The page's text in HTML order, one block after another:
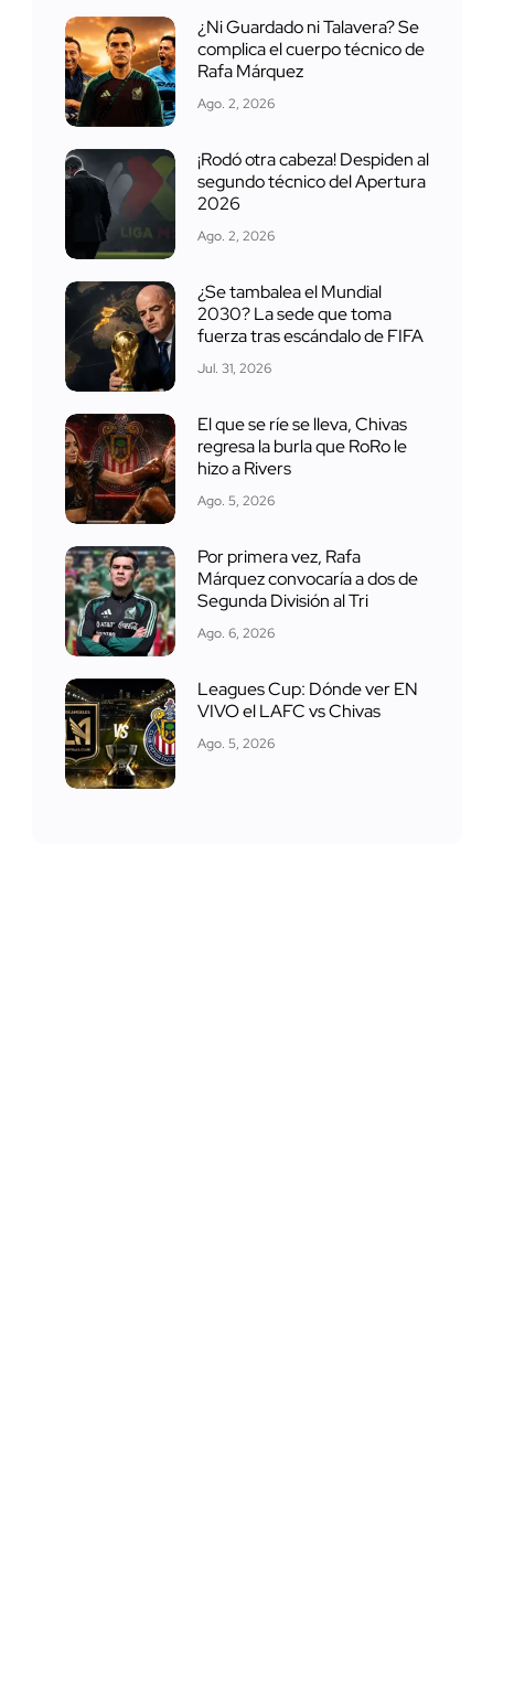
¿Ni Guardado ni Talavera? Se
complica el cuerpo técnico de
Rafa Márquez
Ago. 2, 2026
¡Rodó otra cabeza! Despiden al
segundo técnico del Apertura
2026
Ago. 2, 2026
¿Se tambalea el Mundial
2030? La sede que toma
fuerza tras escándalo de FIFA
Jul. 31, 2026
El que se ríe se lleva, Chivas
regresa la burla que RoRo le
hizo a Rivers
Ago. 5, 2026
Por primera vez, Rafa
Márquez convocaría a dos de
Segunda División al Tri
Ago. 6, 2026
Leagues Cup: Dónde ver EN
VIVO el LAFC vs Chivas
Ago. 5, 2026